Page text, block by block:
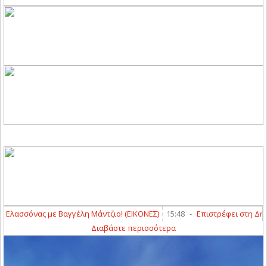
με Βαγγέλη Μάντζιο! (ΕΙΚΟΝΕΣ) 15:48 - Επιστρέφει στη
Διαβάστε περισσότερα